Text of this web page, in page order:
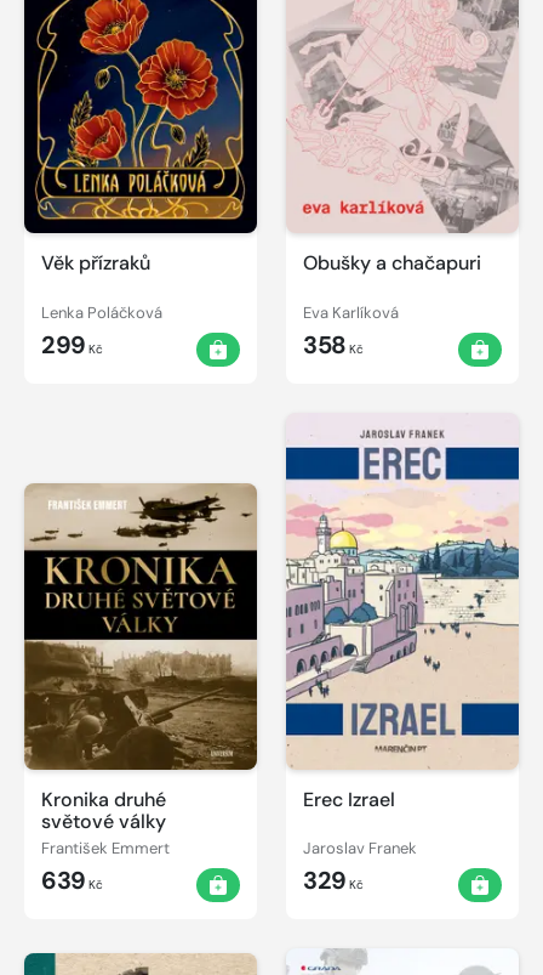
Věk přízraků
Lenka Poláčková
299 Kč
Obušky a chačapuri
Eva Karlíková
358 Kč
Kronika druhé
světové války
František Emmert
639 Kč
Erec Izrael
Jaroslav Franek
329 Kč